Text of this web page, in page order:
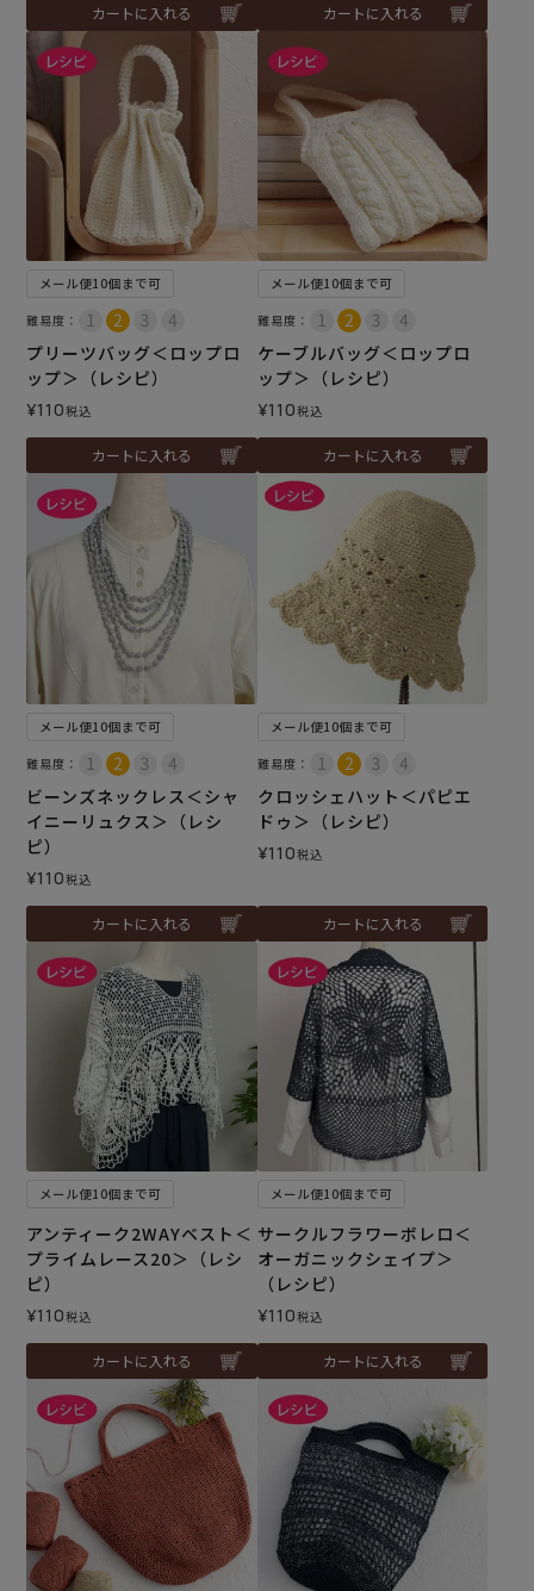
カートに入れる カートに入れる
メール便10個まで可
難易度：
プリーツバッグ＜ロップロ
ップ＞（レシピ）
¥110税込
カートに入れる
メール便10個まで可
難易度：
ケーブルバッグ＜ロップロ
ップ＞（レシピ）
¥110税込
カートに入れる
メール便10個まで可
難易度：
ビーンズネックレス＜シャ
イニーリュクス＞（レシ
ピ）
¥110税込
カートに入れる
メール便10個まで可
難易度：
クロッシェハット＜パピエ
ドゥ＞（レシピ）
¥110税込
カートに入れる
メール便10個まで可
アンティーク2WAYベスト＜
プライムレース20＞（レシ
ピ）
¥110税込
カートに入れる
メール便10個まで可
サークルフラワーボレロ＜
オーガニックシェイプ＞
（レシピ）
¥110税込
カートに入れる